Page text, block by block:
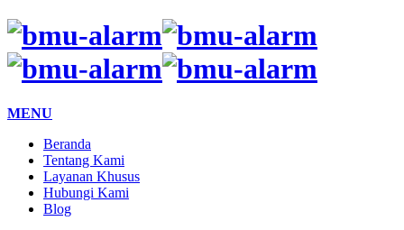
MENU
Beranda
Tentang Kami
Layanan Khusus
Hubungi Kami
Blog